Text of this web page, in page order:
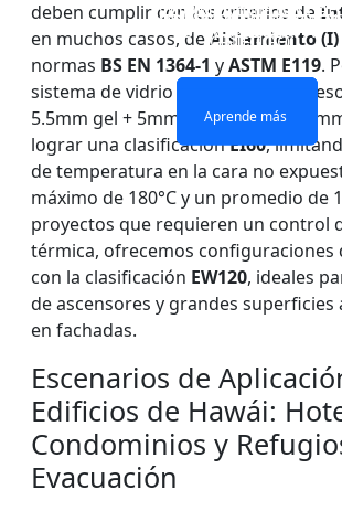
VIDRIO IGNÍFUGO DE
UNA SOLA CAPA
VIDRIO ignífugo de
doble capa
CON
IGNÍFUGO
Aprende más
VIDRIO RESISTENTE AL
FUEGO
Aprende más
deben cumplir con los criterios de
en muchos casos, deAislamiento (I)
normas BS EN 1364-1 yASTM E119.
sistema de vidrio de 28mm de
5.5mm gel + 5mm + 5.5mm gel +
lograr una clasificaciónEI60,
de temperatura en la cara no
máximo de 180°C y un promedio de
proyectos que requieren un control
térmica, ofrecemos configuraciones
con la clasificación EW120, ideales
de ascensores y grandes superficies
en fachadas.
Escenarios de
Edificios de Hawái:
Condominios y
Evacuación